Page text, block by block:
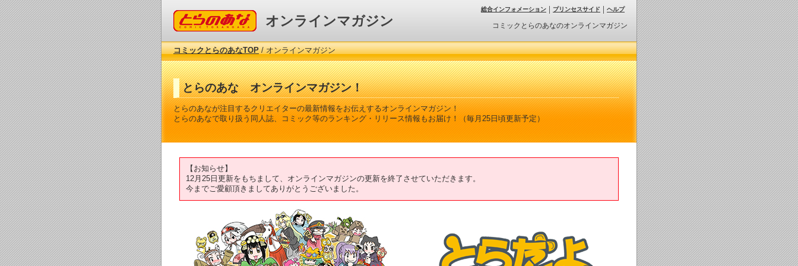
コミックとらのあな オンラインマガジン コミックとらのあなのオンラインマガジン
総合インフォメーション プリンセスサイド ヘルプ
コミックとらのあなTOP/ オンラインマガジン
とらのあな オンラインマガジン！
とらのあなが注目するクリエイターの最新情報をお伝えするオンラインマガジン！
とらのあなで取り扱う同人誌、コミック等のランキング・リリース情報もお届け！（毎月25日頃更新予定）
【お知らせ】
12月25日更新をもちまして、オンラインマガジンの更新を終了させていただきます。
今までご愛顧頂きましてありがとうございました。